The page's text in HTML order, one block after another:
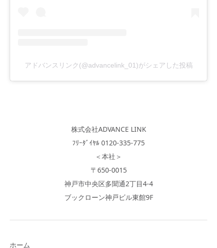
アドバンスリンク(@advancelink_01)がシェアした投稿
株式会社ADVANCE LINK
ﾌﾘｰﾀﾞｲﾔﾙ 0120-335-775
＜本社＞
〒650-0015
神戸市中央区多聞通2丁目4-4
ブックローン神戸ビル東館9F
ホーム